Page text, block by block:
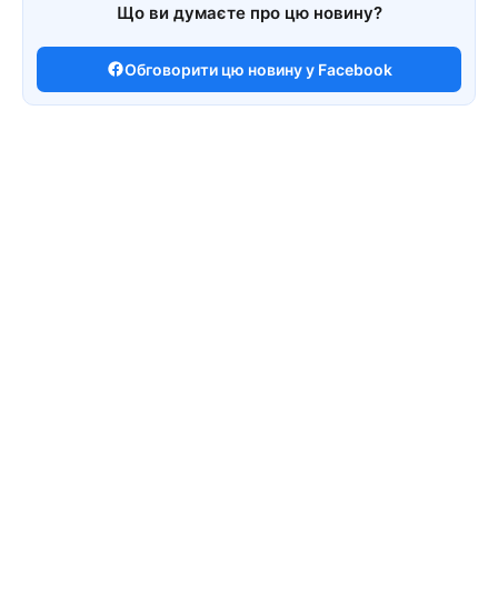
Що ви думаєте про цю новину?
Обговорити цю новину у Facebook